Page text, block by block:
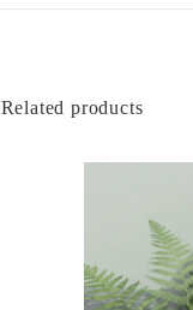
Related products